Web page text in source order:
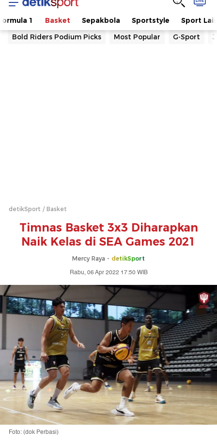
1 Basket Sepakbola Sportstyle
Sport
Bold Riders Podium Picks
Most Popular G-Sport
detikSport Basket
Timnas Basket 3x3 Diharapkan
Naik Kelas di SEA Games 2021
Mercy Raya - detikSport
Rabu, 06 Apr 2022 17:50 WIB
Foto: (dok Perbasi)